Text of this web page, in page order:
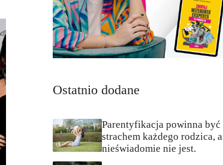
Ostatnio dodane
Parentyfikacja powinna być
strachem każdego rodzica, a
nieświadomie nie jest.